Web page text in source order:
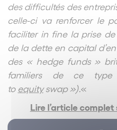
des difficultés des
celle-ci va renforcer le
faciliter in fine la prise
de la dette en capital
des « hedge funds »
familiers de ce type
to equityswap »). «
Lire l’article complet